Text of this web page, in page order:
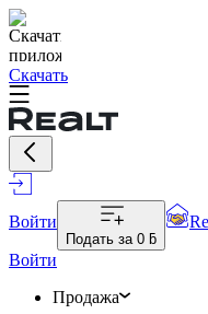
Скачать
Войти
Подать за 0 ƃ
Войти
Продажа